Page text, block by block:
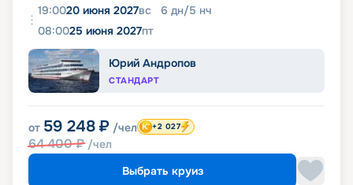
19:0020 июня 2027вс 6 дн/5 нч
08:0025 июня 2027пт
Юрий Андропов
СТАНДАРТ
от 59 248 ₽ /чел
64 400₽ /чел
+2 027
Выбрать круиз